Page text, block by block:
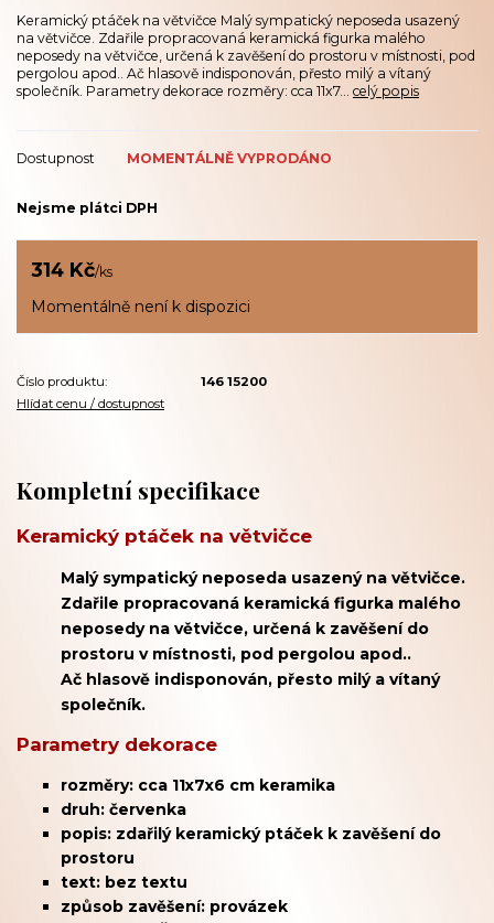
Keramický ptáček na větvičce Malý sympatický neposeda usazený
na větvičce. Zdařile propracovaná keramická figurka malého
neposedy na větvičce, určená k zavěšení do prostoru v místnosti, pod
pergolou apod.. Ač hlasově indisponován, přesto milý a vítaný
společník. Parametry dekorace rozměry: cca 11x7... celý popis
Dostupnost MOMENTÁLNĚ VYPRODÁNO
Nejsme plátci DPH
314 Kč/ks
Momentálně není k dispozici
Číslo produktu:
146 15200
Hlídat cenu / dostupnost
Kompletní specifikace
Keramický ptáček na větvičce
Malý sympatický neposeda usazený na větvičce.
Zdařile propracovaná keramická figurka malého
neposedy na větvičce, určená k zavěšení do
prostoru v místnosti, pod pergolou apod..
Ač hlasově indisponován, přesto milý a vítaný
společník.
Parametry dekorace
rozměry: cca 11x7x6 cm keramika
druh: červenka
popis: zdařilý keramický ptáček k zavěšení do
prostoru
text: bez textu
způsob zavěšení: provázek